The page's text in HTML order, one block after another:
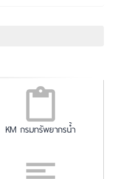
KM กรมทรัพยากรน้ำ